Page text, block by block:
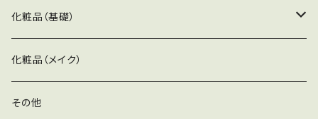
化粧品（基礎）
洗顔料
化粧水
化粧品（メイク）
その他